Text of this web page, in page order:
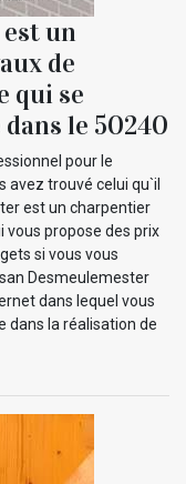
un
de
qui se
le 50240
pour le
trouvé celui qu`il
est un charpentier
propose des prix
si vous vous
Desmeulemester
dans lequel vous
dans la réalisation de